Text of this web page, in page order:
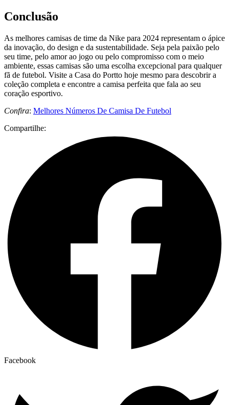
Conclusão
As melhores camisas de time da Nike para 2024 representam o ápice
da inovação, do design e da sustentabilidade. Seja pela paixão pelo
seu time, pelo amor ao jogo ou pelo compromisso com o meio
ambiente, essas camisas são uma escolha excepcional para qualquer
fã de futebol. Visite a Casa do Portto hoje mesmo para descobrir a
coleção completa e encontre a camisa perfeita que fala ao seu
coração esportivo.
Confira: Melhores Números De Camisa De Futebol
Compartilhe:
Facebook